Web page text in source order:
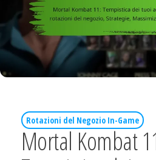
Rotazioni del Negozio In-Game
Mortal Kombat